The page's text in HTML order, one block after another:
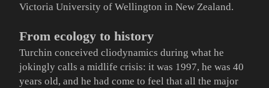
Victoria University of Wellington in New Zealand.
From ecology to history
Turchin conceived cliodynamics during what he
jokingly calls a midlife crisis: it was 1997, he was 40
years old, and he had come to feel that all the major